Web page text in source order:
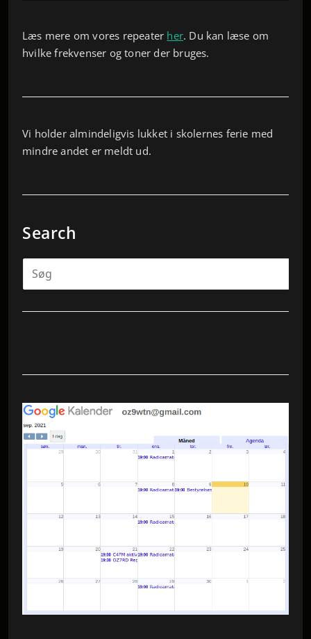
Læs mere om vores repeater her. Du kan læse om
hvilke frekvenser og toner der bruges.
Vi holder almindeligvis lukket i skolernes ferie med
mindre andet er meldt ud.
Search